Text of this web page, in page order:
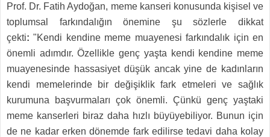
Prof. Dr. Fatih Aydoğan, meme kanseri konusunda kişisel ve
toplumsal farkındalığın önemine şu sözlerle dikkat
çekti:"Kendi kendine meme muayenesi farkındalık için en
önemli adımdır. Özellikle genç yaşta kendi kendine meme
muayenesinde hassasiyet düşük ancak yine de kadınların
kendi memelerinde bir değişiklik fark etmeleri ve sağlık
kurumuna başvurmaları çok önemli. Çünkü genç yaştaki
meme kanserleri biraz daha hızlı büyüyebiliyor. Bunun için
de ne kadar erken dönemde fark edilirse tedavi daha kolay